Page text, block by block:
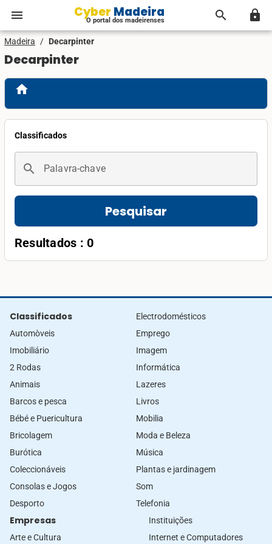
menu Cyber Madeira
O portal dos madeirenses search lock
Madeira / Decarpinter
Decarpinter
home
Classificados
search Palavra-chave
Pesquisar
Resultados : 0
Classificados
Automòveis
Imobiliário
2 Rodas
Animais
Barcos e pesca
Bébé e Puericultura
Bricolagem
Burótica
Coleccionáveis
Consolas e Jogos
Desporto
Electrodomésticos
Emprego
Imagem
Informática
Lazeres
Livros
Mobilia
Moda e Beleza
Música
Plantas e jardinagem
Som
Telefonia
Empresas
Arte e Cultura
Instituições
Internet e Computadores